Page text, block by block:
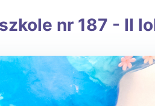
nr 187 - II